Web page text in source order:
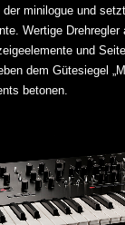
minilogue und
Wertige Drehregler
und
dem Gütesiegel
betonen.